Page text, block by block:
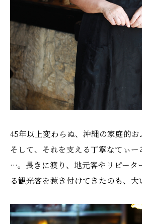
45年以上変わらぬ、沖縄の家庭的お
そして、それを支える丁寧なてぃー
…。長きに渡り、地元客やリピータ
る観光客を惹き付けてきたのも、大